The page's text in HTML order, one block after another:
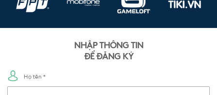
NHẬP THÔNG TIN
ĐỂ ĐĂNG KÝ
Họ tên *